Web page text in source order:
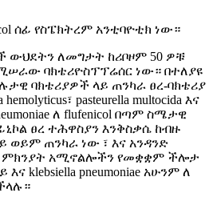
ሰፊ የስፔክትረም አንቲባዮቲክ ነው።
ውህደትን ለመግታት ከሪቦዞም 50 ዎቹ
ባክቴሪዮስፕፕሬሰር ነው። በተለያዩ
ባክቴሪያዎች ላይ ጠንካራ ፀረ-ባክቴሪያ
pasteurella multocida እና
ለ flufenicol በጣም ስሜታዊ
ፀረ ተሕዋስያን እንቅስቃሴ ከብዙ
ወይም ጠንካራ ነው ፣ እና አንዳንድ
ምክንያት አሚኖልሎችን የመቋቋም ችሎታ
klebsiella pneumoniae አሁንም ለ